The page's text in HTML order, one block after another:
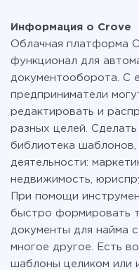
перейти на платный,
отарифах.
Информация о Crove
Облачная платформа
функционал для
документооборота. С
предприниматели
редактировать и
разных целей.
библиотека
деятельности:
недвижимость,
При помощи
быстро формировать
документы для найма
многое другое. Есть
шаблоны целиком или